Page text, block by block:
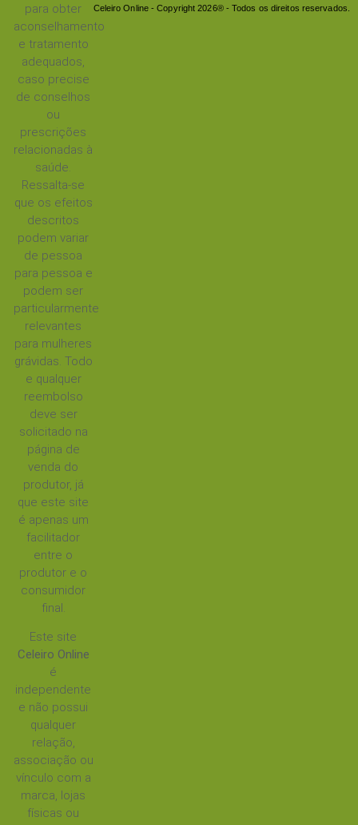
para obter
aconselhamento
e tratamento
adequados,
caso precise
de conselhos
ou
prescrições
relacionadas à
saúde.
Ressalta-se
que os efeitos
descritos
podem variar
de pessoa
para pessoa e
podem ser
particularmente
relevantes
para mulheres
grávidas. Todo
e qualquer
reembolso
deve ser
solicitado na
página de
venda do
produtor, já
que este site
é apenas um
facilitador
entre o
produtor e o
consumidor
final.
Este site
Celeiro Online
é
independente
e não possui
qualquer
relação,
associação ou
vínculo com a
marca, lojas
físicas ou
Celeiro Online - Copyright 2026® - Todos os direitos reservados.